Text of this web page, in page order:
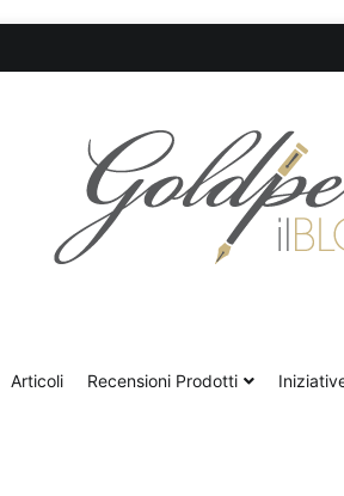
Articoli Recensioni Prodotti